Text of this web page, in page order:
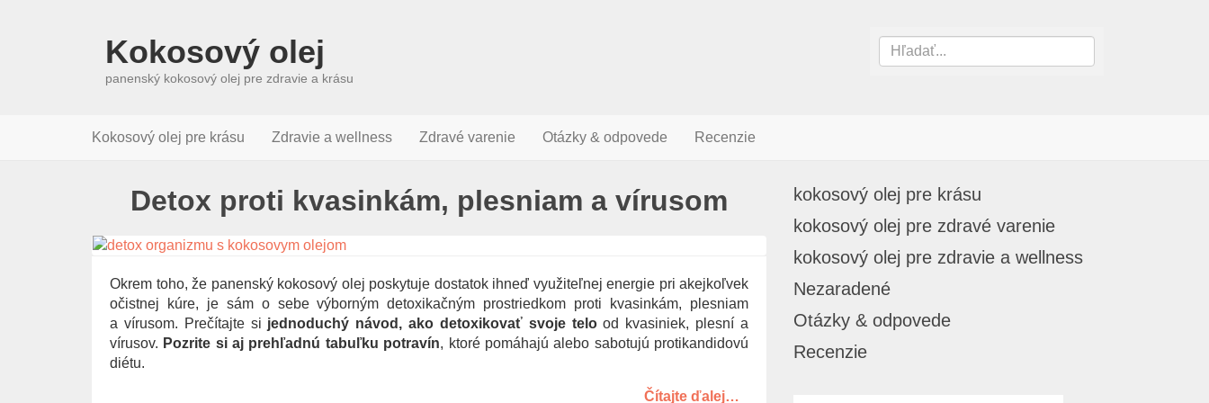
Kokosový olej
panenský kokosový olej pre zdravie a krásu
Kokosový olej pre krásu Zdravie a wellness Zdravé varenie Otázky & odpovede Recenzie
Detox proti kvasinkám, plesniam a vírusom
Okrem toho, že panenský kokosový olej poskytuje dostatok ihneď využiteľnej energie pri akejkoľvek
očistnej kúre, je sám o sebe výborným detoxikačným prostriedkom proti kvasinkám, plesniam
a vírusom. Prečítajte si jednoduchý návod, ako detoxikovať svoje telood kvasiniek, plesní a
vírusov. Pozrite si aj prehľadnú tabuľku potravín, ktoré pomáhajú alebo sabotujú protikandidovú
diétu.
Čítajte ďalej…
kokosový olej pre krásu
kokosový olej pre zdravé varenie
kokosový olej pre zdravie a wellness
Nezaradené
Otázky & odpovede
Recenzie